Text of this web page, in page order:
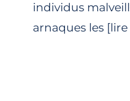
individus
arnaques les